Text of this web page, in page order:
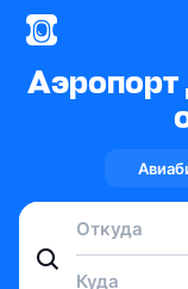
Аэропорт